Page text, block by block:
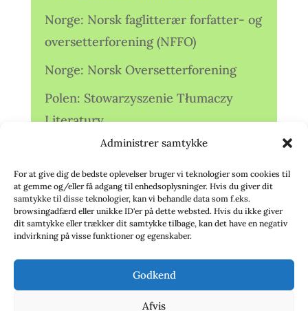
Administrer samtykke
For at give dig de bedste oplevelser bruger vi teknologier som cookies til
at gemme og/eller få adgang til enhedsoplysninger. Hvis du giver dit
samtykke til disse teknologier, kan vi behandle data som f.eks.
browsingadfærd eller unikke ID'er på dette websted. Hvis du ikke giver
dit samtykke eller trækker dit samtykke tilbage, kan det have en negativ
indvirkning på visse funktioner og egenskaber.
Godkend
Afvis
Norge: Norsk faglitterær forfatter- og
oversetterforening (NFFO)
Norge: Norsk Oversetterforening
Polen: Stowarzyszenie Tłumaczy
Literatury
Storbritannien: Translators
Association (TA)
Sverige: Översättarsektionen (Ö.)
Sverige: Översättarcentrum (ÖC)
deutschsprachiger Übersetzer (VdÜ)